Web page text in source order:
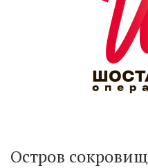
Остров сокровищ